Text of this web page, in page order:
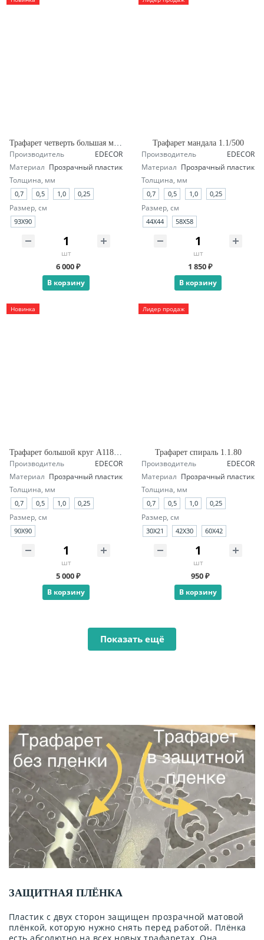
Производитель
EDECOR
Материал Прозрачный пластик
Толщина, мм
0,7 0,5 1,0 0,25
Размер, см
93X90
шт
6 000 ₽
В корзину
Трафарет мандала 1.1/500
Производитель
EDECOR
Материал Прозрачный пластик
Толщина, мм
0,7 0,5 1,0 0,25
Размер, см
44X44 58X58
шт
1 850 ₽
В корзину
Новинка
Производитель
EDECOR
Материал Прозрачный пластик
Толщина, мм
0,7 0,5 1,0 0,25
Размер, см
90X90
шт
5 000 ₽
В корзину
Лидер продаж
Трафарет спираль 1.1.80
Производитель
EDECOR
Материал Прозрачный пластик
Толщина, мм
0,7 0,5 1,0 0,25
Размер, см
30X21 42X30 60X42
шт
950 ₽
В корзину
Показать ещё
ЗАЩИТНАЯ ПЛЁНКА
Пластик с двух сторон защищен прозрачной матовой
плёнкой, которую нужно снять перед работой. Плёнка